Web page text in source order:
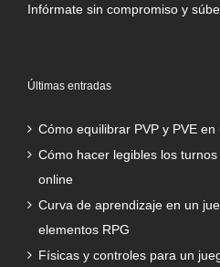
Infórmate sin compromiso y
Últimas entradas
Cómo equilibrar PVP y PVE
Cómo hacer legibles los
online
Curva de aprendizaje en un
elementos RPG
Físicas y controles para un